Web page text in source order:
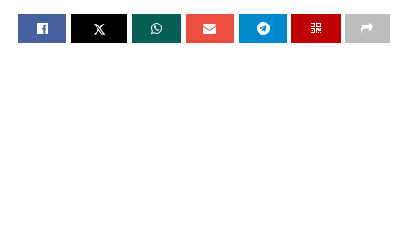
मुंबई हार के बाद 8 अंक के साथ सबसे निचले स्थान पर